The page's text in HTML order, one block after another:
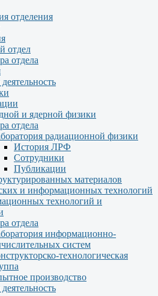
отделения
отдел
отдела
и ядерной физики
отдела
радиационной физики
История ЛРФ
Сотрудники
Публикации
материалов
и информационных технологий
технологий и
отдела
информационно-
систем
технологическая
производство